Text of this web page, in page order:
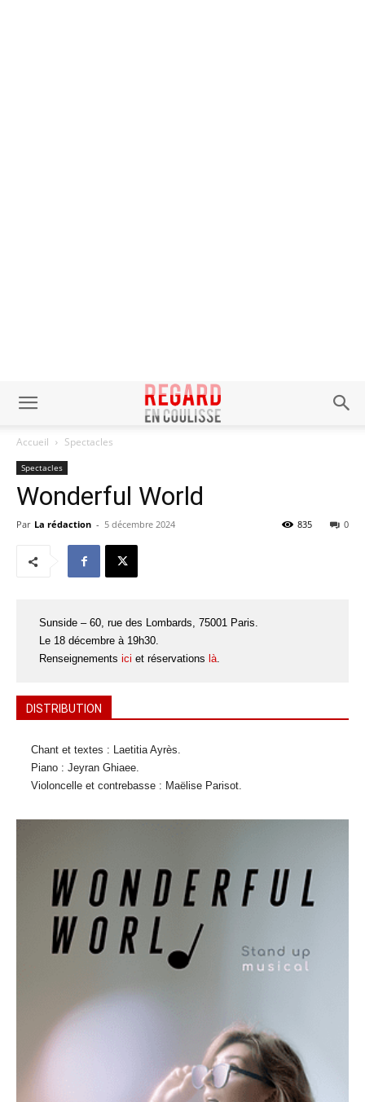
Accueil Spectacles
Spectacles
Wonderful World
Par La rédaction - 5 décembre 2024 0
835
Sunside – 60, rue des Lombards, 75001 Paris.
Le 18 décembre à 19h30.
Renseignements ici et réservations là.
DISTRIBUTION
Chant et textes : Laetitia Ayrès.
Piano : Jeyran Ghiaee.
Violoncelle et contrebasse : Maëlise Parisot.